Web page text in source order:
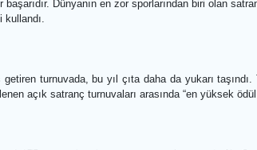
Nuri Çavuşoğlu ise organizasyonun kentin
şehrin markalaşması ve değer
bir başarıdır. Dünyanın en zor
kullandı.